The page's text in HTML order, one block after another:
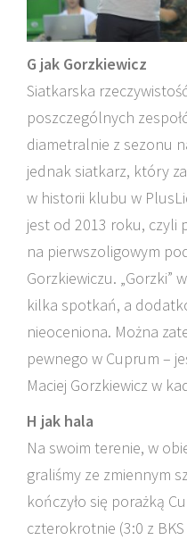
G jak Gorzkiewicz
Siatkarska
poszczególnych
diametralnie z sezonu
jednak siatkarz, który
w historii klubu w
jest od 2013 roku, czyli
na pierwszoligowym
Gorzkiewiczu. „Gorzki”
kilka spotkań, a
nieoceniona. Można
pewnego w Cuprum –
Maciej Gorzkiewicz w
H jak hala
Na swoim terenie, w
graliśmy ze zmiennym
kończyło się porażką
czterokrotnie (3:0 z BKS